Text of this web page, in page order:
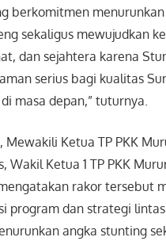
berkomitmen
sekaligus mewujudkan
dan sejahtera karena
serius bagi kualitas
masa depan,” tuturnya.
Ketua TP PKK
Wakil Ketua 1 TP PKK
rakor tersebut
program dan strategi
angka stunting